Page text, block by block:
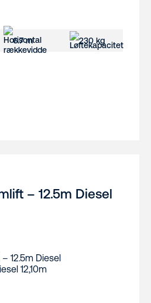
6.7 m 230 kg
– 12.5m Diesel